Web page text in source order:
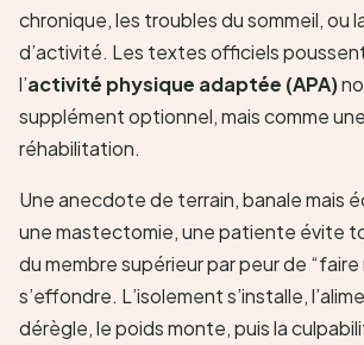
chronique, les troubles du sommeil, ou
d’activité. Les textes officiels
l’activité physique adaptée (APA)
supplément optionnel, mais comme
réhabilitation.
Une anecdote de terrain, banale mais
une mastectomie, une patiente évite
du membre supérieur par peur de “faire
s’effondre. L’isolement s’installe,
dérègle, le poids monte, puis la